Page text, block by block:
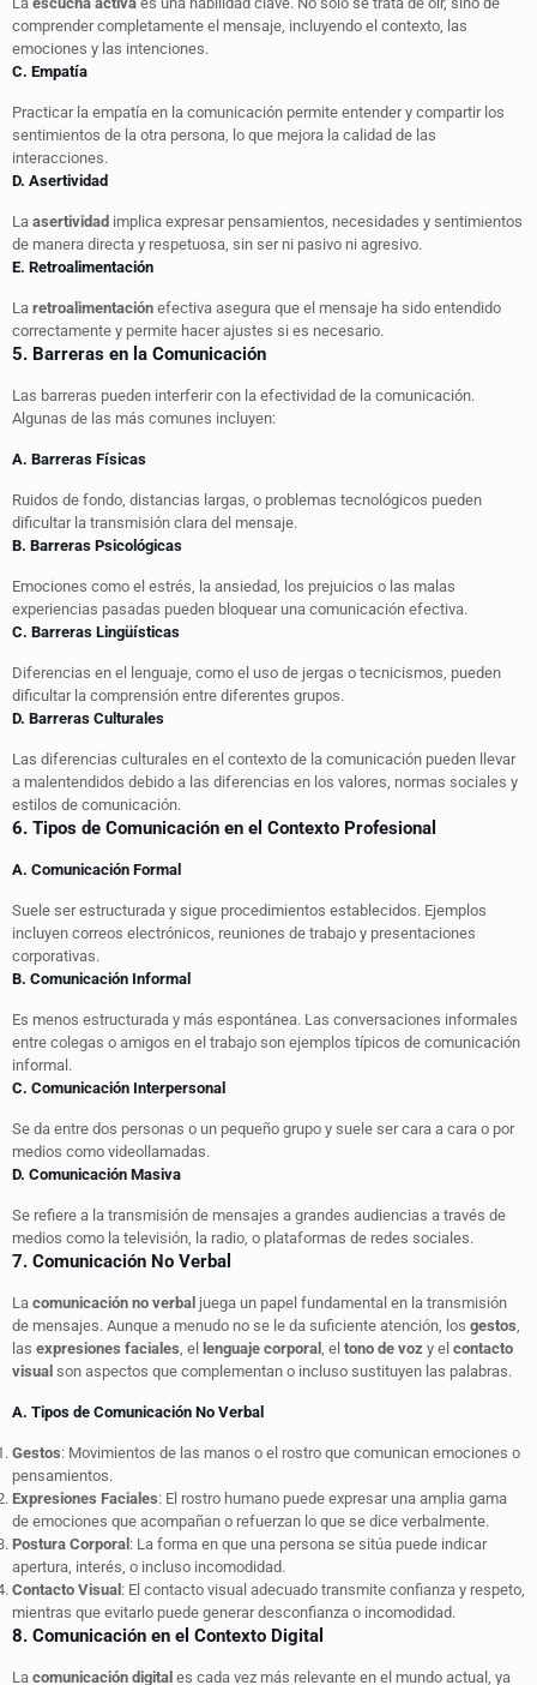
comprender completamente el mensaje, incluyendo el contexto, las
emociones y las intenciones.
C. Empatía
Practicar la empatía en la comunicación permite entender y compartir los
sentimientos de la otra persona, lo que mejora la calidad de las
interacciones.
D. Asertividad
La asertividad implica expresar pensamientos, necesidades y sentimientos
de manera directa y respetuosa, sin ser ni pasivo ni agresivo.
E. Retroalimentación
La retroalimentación efectiva asegura que el mensaje ha sido entendido
correctamente y permite hacer ajustes si es necesario.
5. Barreras en la Comunicación
Las barreras pueden interferir con la efectividad de la comunicación.
Algunas de las más comunes incluyen:
A. Barreras Físicas
Ruidos de fondo, distancias largas, o problemas tecnológicos pueden
dificultar la transmisión clara del mensaje.
B. Barreras Psicológicas
Emociones como el estrés, la ansiedad, los prejuicios o las malas
experiencias pasadas pueden bloquear una comunicación efectiva.
C. Barreras Lingüísticas
Diferencias en el lenguaje, como el uso de jergas o tecnicismos, pueden
dificultar la comprensión entre diferentes grupos.
D. Barreras Culturales
Las diferencias culturales en el contexto de la comunicación pueden llevar
a malentendidos debido a las diferencias en los valores, normas sociales y
estilos de comunicación.
6. Tipos de Comunicación en el Contexto Profesional
A. Comunicación Formal
Suele ser estructurada y sigue procedimientos establecidos. Ejemplos
incluyen correos electrónicos, reuniones de trabajo y presentaciones
corporativas.
B. Comunicación Informal
Es menos estructurada y más espontánea. Las conversaciones informales
entre colegas o amigos en el trabajo son ejemplos típicos de comunicación
informal.
C. Comunicación Interpersonal
Se da entre dos personas o un pequeño grupo y suele ser cara a cara o por
medios como videollamadas.
D. Comunicación Masiva
Se refiere a la transmisión de mensajes a grandes audiencias a través de
medios como la televisión, la radio, o plataformas de redes sociales.
7. Comunicación No Verbal
La comunicación no verbal juega un papel fundamental en la transmisión
de mensajes. Aunque a menudo no se le da suficiente atención, los gestos
las expresiones faciales , el lenguaje corporal , el tono de voz y el contacto
visual son aspectos que complementan o incluso sustituyen las palabras.
A. Tipos de Comunicación No Verbal
Gestos: Movimientos de las manos o el rostro que comunican emociones o
pensamientos.
Expresiones Faciales: El rostro humano puede expresar una amplia gama
de emociones que acompañan o refuerzan lo que se dice verbalmente.
Postura Corporal: La forma en que una persona se sitúa puede indicar
apertura, interés, o incluso incomodidad.
Contacto Visual: El contacto visual adecuado transmite confianza y respeto,
mientras que evitarlo puede generar desconfianza o incomodidad.
8. Comunicación en el Contexto Digital
La comunicación digital es cada vez más relevante en el mundo actual, ya